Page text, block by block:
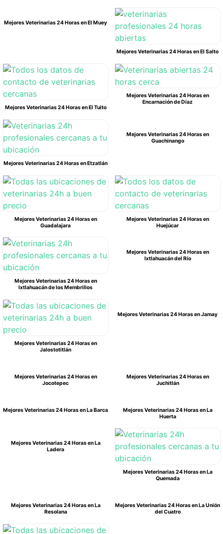
Mejores Veterinarias 24 Horas en El Muey
Mejores Veterinarias 24 Horas en El Salto
Mejores Veterinarias 24 Horas en El Tuito
Mejores Veterinarias 24 Horas en
Encarnación de Díaz
Mejores Veterinarias 24 Horas en Etzatlán
Mejores Veterinarias 24 Horas en
Guachinango
Mejores Veterinarias 24 Horas en
Guadalajara
Mejores Veterinarias 24 Horas en
Huejúcar
Mejores Veterinarias 24 Horas en
Ixtlahuacán de los Membrillos
Mejores Veterinarias 24 Horas en
Ixtlahuacán del Río
Mejores Veterinarias 24 Horas en
Jalostotitlán
Mejores Veterinarias 24 Horas en Jamay
Mejores Veterinarias 24 Horas en
Jocotepec
Mejores Veterinarias 24 Horas en
Juchitlán
Mejores Veterinarias 24 Horas en La Barca
Mejores Veterinarias 24 Horas en La
Huerta
Mejores Veterinarias 24 Horas en La
Ladera
Mejores Veterinarias 24 Horas en La
Quemada
Mejores Veterinarias 24 Horas en La
Resolana
Mejores Veterinarias 24 Horas en La Unión
del Cuatro